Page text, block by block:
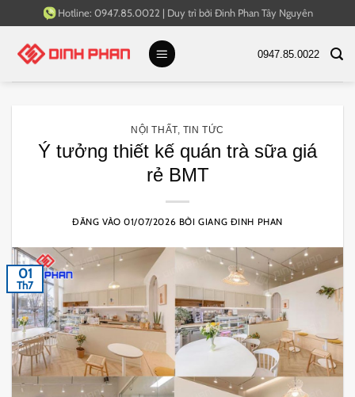
qua
Hotline: 0947.85.0022 | Duy trì bởi Đinh Phan Tây Nguyên
0947.85.0022
NỘI THẤT, TIN TỨC
Ý tưởng thiết kế quán trà sữa giá
rẻ BMT
ĐĂNG VÀO01/07/2026 BỞIGIANG ĐINH PHAN
01
Th7